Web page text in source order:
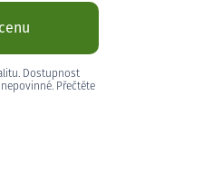
Dostupnost
Přečtěte